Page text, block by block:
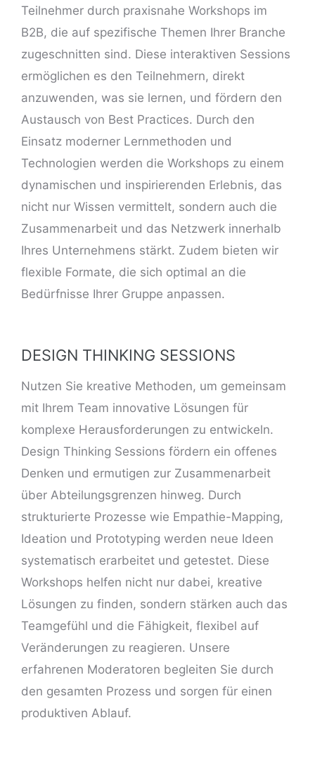
Teilnehmer durch praxisnahe Workshops im
B2B, die auf spezifische Themen Ihrer Branche
zugeschnitten sind. Diese interaktiven Sessions
ermöglichen es den Teilnehmern, direkt
anzuwenden, was sie lernen, und fördern den
Austausch von Best Practices. Durch den
Einsatz moderner Lernmethoden und
Technologien werden die Workshops zu einem
dynamischen und inspirierenden Erlebnis, das
nicht nur Wissen vermittelt, sondern auch die
Zusammenarbeit und das Netzwerk innerhalb
Ihres Unternehmens stärkt. Zudem bieten wir
flexible Formate, die sich optimal an die
Bedürfnisse Ihrer Gruppe anpassen.
DESIGN THINKING SESSIONS
Nutzen Sie kreative Methoden, um gemeinsam
mit Ihrem Team innovative Lösungen für
komplexe Herausforderungen zu entwickeln.
Design Thinking Sessions fördern ein offenes
Denken und ermutigen zur Zusammenarbeit
über Abteilungsgrenzen hinweg. Durch
strukturierte Prozesse wie Empathie-Mapping,
Ideation und Prototyping werden neue Ideen
systematisch erarbeitet und getestet. Diese
Workshops helfen nicht nur dabei, kreative
Lösungen zu finden, sondern stärken auch das
Teamgefühl und die Fähigkeit, flexibel auf
Veränderungen zu reagieren. Unsere
erfahrenen Moderatoren begleiten Sie durch
den gesamten Prozess und sorgen für einen
produktiven Ablauf.